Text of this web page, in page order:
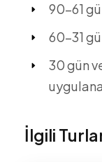
90-61
60-31
30 gün
İlgili